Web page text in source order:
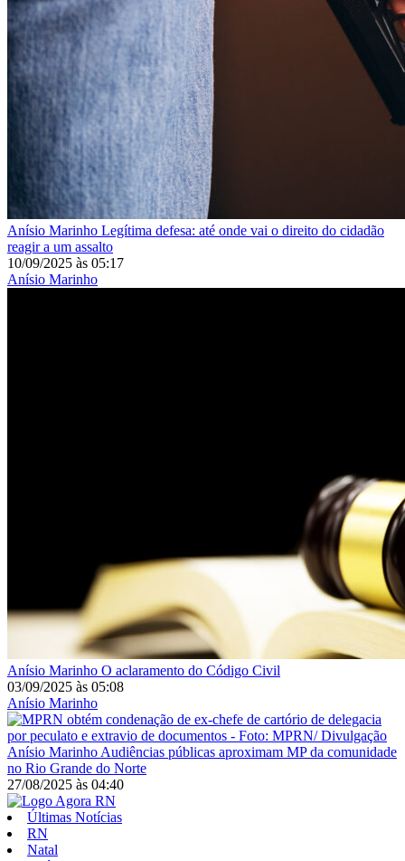
Anísio Marinho Legítima defesa: até onde vai o direito do cidadão
reagir a um assalto
10/09/2025 às 05:17
Anísio Marinho
Anísio Marinho O aclaramento do Código Civil
03/09/2025 às 05:08
Anísio Marinho
Anísio Marinho Audiências públicas aproximam MP da comunidade
no Rio Grande do Norte
27/08/2025 às 04:40
Últimas Notícias
RN
Natal